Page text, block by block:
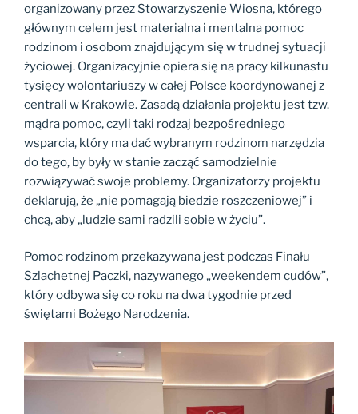
organizowany przez Stowarzyszenie Wiosna, którego
głównym celem jest materialna i mentalna pomoc
rodzinom i osobom znajdującym się w trudnej sytuacji
życiowej. Organizacyjnie opiera się na pracy kilkunastu
tysięcy wolontariuszy w całej Polsce koordynowanej z
centrali w Krakowie. Zasadą działania projektu jest tzw.
mądra pomoc, czyli taki rodzaj bezpośredniego
wsparcia, który ma dać wybranym rodzinom narzędzia
do tego, by były w stanie zacząć samodzielnie
rozwiązywać swoje problemy. Organizatorzy projektu
deklarują, że „nie pomagają biedzie roszczeniowej” i
chcą, aby „ludzie sami radzili sobie w życiu”.
Pomoc rodzinom przekazywana jest podczas Finału
Szlachetnej Paczki, nazywanego „weekendem cudów”,
który odbywa się co roku na dwa tygodnie przed
świętami Bożego Narodzenia.